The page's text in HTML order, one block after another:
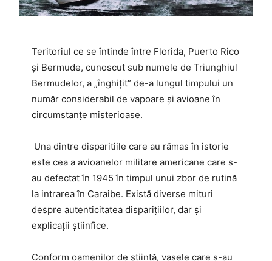
Teritoriul ce se întinde între Florida, Puerto Rico
şi Bermude, cunoscut sub numele de Triunghiul
Bermudelor, a „înghiţit” de-a lungul timpului un
număr considerabil de vapoare şi avioane în
circumstanţe misterioase.
Una dintre disparitiile care au rămas în istorie
este cea a avioanelor militare americane care s-
au defectat în 1945 în timpul unui zbor de rutină
la intrarea în Caraibe. Există diverse mituri
despre autenticitatea disparițiilor, dar și
explicații știinfice.
Conform oamenilor de știință, vasele care s-au